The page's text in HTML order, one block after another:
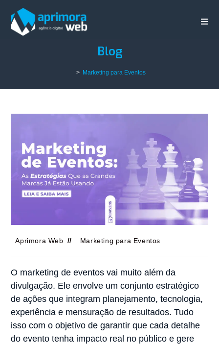
Blog
> Marketing para Eventos
Aprimora Web Marketing para Eventos
O marketing de eventos vai muito além da
divulgação. Ele envolve um conjunto estratégico
de ações que integram planejamento, tecnologia,
experiência e mensuração de resultados. Tudo
isso com o objetivo de garantir que cada detalhe
do evento tenha impacto real no público e gere